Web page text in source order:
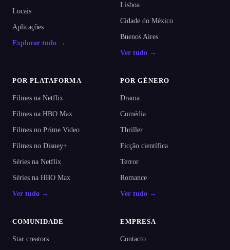
Locais
Aplicações
Explorar tudo →
Lisboa
Cidade do México
Buenos Aires
Ver tudo →
POR PLATAFORMA
Filmes na Netflix
Filmes na HBO Max
Filmes no Prime Video
Filmes no Disney+
Séries na Netflix
Séries na HBO Max
Ver tudo →
POR GÉNERO
Drama
Comédia
Thriller
Ficção científica
Terror
Romance
Ver tudo →
COMUNIDADE
Star creators
EMPRESA
Contacto